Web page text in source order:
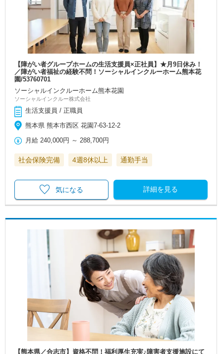
【障がい者グループホームの生活支援員×正社員】★月9日休み！
／障がい者福祉の経験不問！ソーシャルインクルーホーム熊本花
園/53760701
ソーシャルインクルーホーム熊本花園
ソーシャルインクルー株式会社
生活支援員 / 正職員
熊本県 熊本市西区 花園7-63-12-2
月給 240,000円 ～288,700円
社会保険完備 4週8休以上 通勤手当
詳細を見る
気になる
【熊本県／合志市】資格不問！福利厚生充実♪障害者支援施設にて